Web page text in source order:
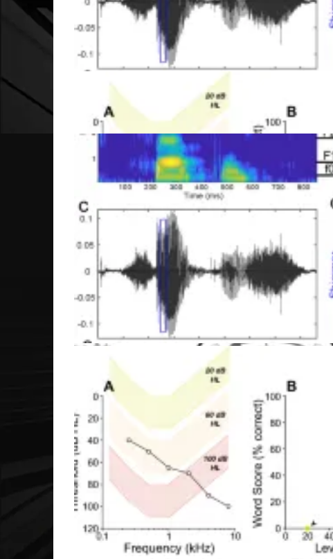
Схема обработки звуковой информации мозгом ребенка
График результатов тестов дихотического слушания
Логопед проводит обследование ребенка